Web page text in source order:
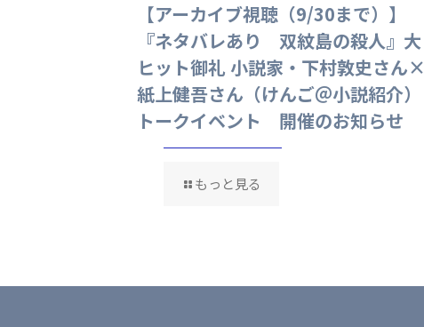
【アーカイブ視聴（9/30まで）】
『ネタバレあり 双紋島の殺人』大
ヒット御礼 小説家・下村敦史さん×
紙上健吾さん（けんご＠小説紹介）
トークイベント 開催のお知らせ
もっと見る